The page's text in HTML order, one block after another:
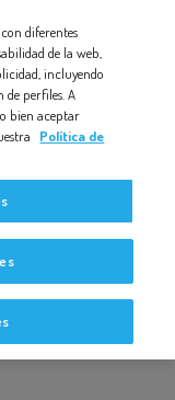
LAS TOMAS
HIDRATAR A TUS
o
si
hidratar a
diferentes
de la web,
incluyendo
de perfiles. A
bien aceptar
Política de